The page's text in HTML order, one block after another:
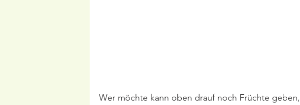
Wer möchte kann oben drauf noch Früchte